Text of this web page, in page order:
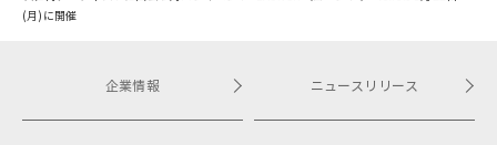
(月)に開催
企業情報 ニュースリリース